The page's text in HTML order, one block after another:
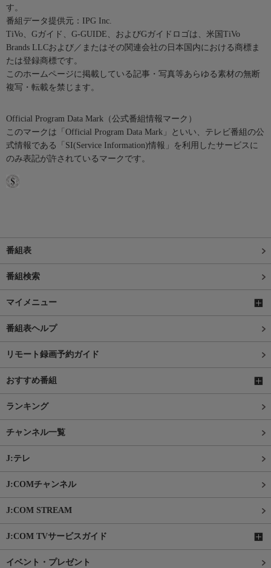
す。
番組データ提供元：IPG Inc.
TiVo、Gガイド、G-GUIDE、およびGガイドロゴは、米国TiVo
Brands LLCおよび／またはその関連会社の日本国内における商標ま
たは登録商標です。
このホームページに掲載している記事・写真等あらゆる素材の無断
複写・転載を禁じます。
Official Program Data Mark（公式番組情報マーク）
このマークは「Official Program Data Mark」といい、テレビ番組の公
式情報である「SI(Service Information)情報」を利用したサービスに
のみ表記が許されているマークです。
番組表
番組検索
マイメニュー
番組表ヘルプ
リモート録画予約ガイド
おすすめ番組
ランキング
チャンネル一覧
J:テレ
J:COMチャンネル
J:COM STREAM
J:COM TVサービスガイド
イベント・プレゼント